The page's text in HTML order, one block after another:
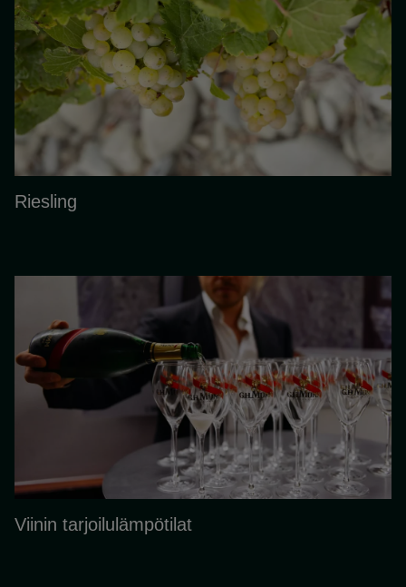
Riesling
Viinin tarjoilulämpötilat